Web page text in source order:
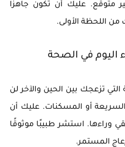
متوقع. عليك أن تكون جاهزًا
اللحظة الأولى.
اليوم في الصحة
تزعجك بين الحين والآخر لن
السريعة أو المسكنات. عليك أن
وراءها. استشر طبيبًا موثوقًا
المستمر.